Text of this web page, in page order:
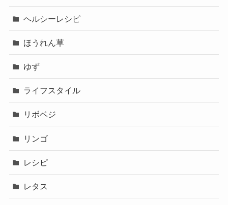
ヘルシーレシピ
ほうれん草
ゆず
ライフスタイル
リボベジ
リンゴ
レシピ
レタス